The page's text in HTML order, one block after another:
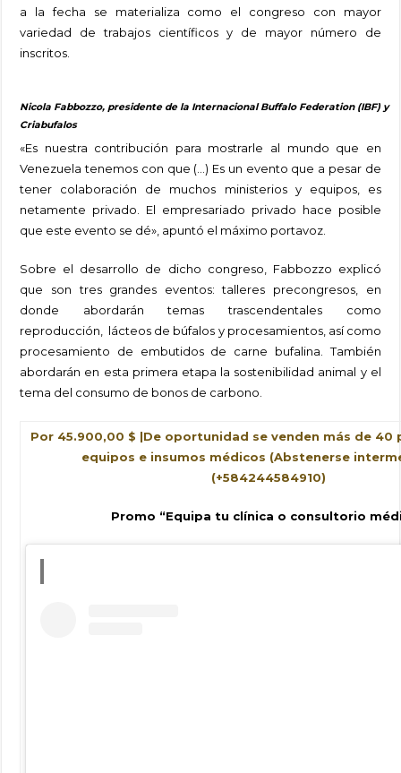
a la fecha se materializa como el congreso con mayor
variedad de trabajos científicos y de mayor número de
inscritos.
Nicola Fabbozzo, presidente de la Internacional Buffalo Federation (IBF) y
Criabufalos
«Es nuestra contribución para mostrarle al mundo que en
Venezuela tenemos con que (…) Es un evento que a pesar de
tener colaboración de muchos ministerios y equipos, es
netamente privado. El empresariado privado hace posible
que este evento se dé», apuntó el máximo portavoz.
Sobre el desarrollo de dicho congreso, Fabbozzo explicó
que son tres grandes eventos: talleres precongresos, en
donde abordarán temas trascendentales como
reproducción, lácteos de búfalos y procesamientos, así como
procesamiento de embutidos de carne bufalina. También
abordarán en esta primera etapa la sostenibilidad animal y el
tema del consumo de bonos de carbono.
Por 45.900,00 $ |De oportunidad se venden más de
equipos e insumos médicos (Abstenerse
(+584244584910)
Promo “Equipa tu clínica o consultorio